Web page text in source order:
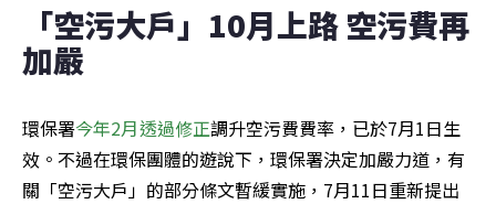
「空污大戶」10月上路 空污費再
加嚴
環保署今年2月透過修正調升空污費費率，已於7月1日生
效。不過在環保團體的遊說下，環保署決定加嚴力道，有
關「空污大戶」的部分條文暫緩實施，7月11日重新提出